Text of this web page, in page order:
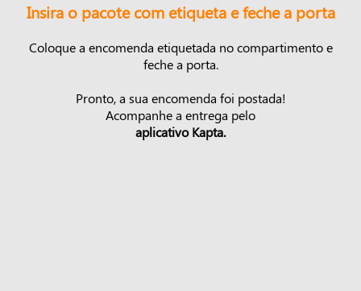
Insira o pacote com etiqueta e feche a porta
Coloque a encomenda etiquetada no compartimento e
feche a porta.
Pronto, a sua encomenda foi postada!
Acompanhe a entrega pelo
aplicativo Kapta.